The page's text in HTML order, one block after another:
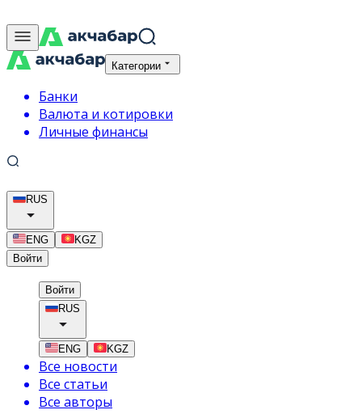
Категории
Банки
Валюта и котировки
Личные финансы
RUS
ENG
KGZ
Войти
Войти
RUS
ENG KGZ
Все новости
Все статьи
Все авторы